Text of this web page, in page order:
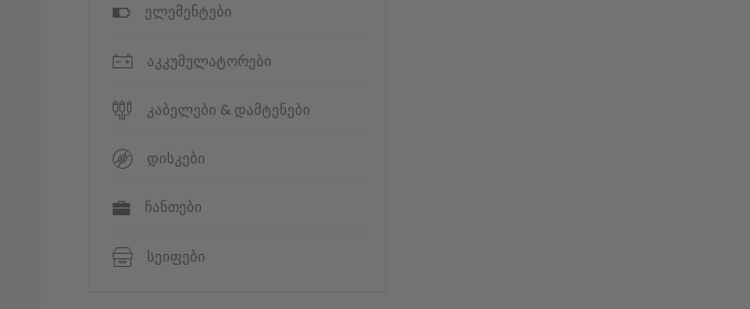
ელემენტები
აკკუმულატორები
კაბელები & დამტენები
დისკები
ჩანთები
სეიფები